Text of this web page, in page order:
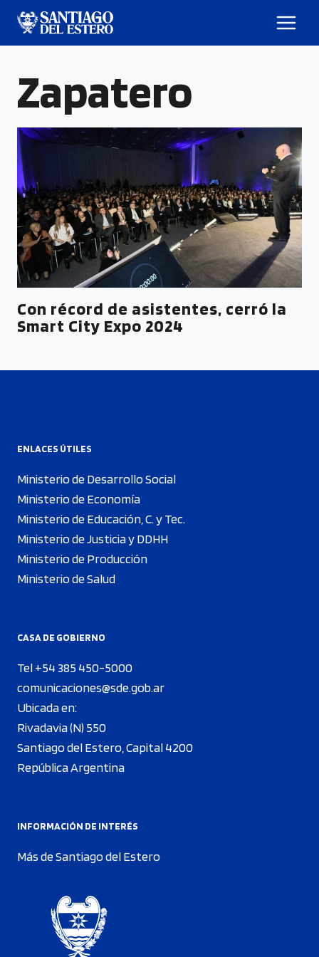
Zapatero
Con récord de asistentes, cerró la
Smart City Expo 2024
ENLACES ÚTILES
Ministerio de Desarrollo Social
Ministerio de Economía
Ministerio de Educación, C. y Tec.
Ministerio de Justicia y DDHH
Ministerio de Producción
Ministerio de Salud
CASA DE GOBIERNO
Tel +54 385 450-5000
comunicaciones@sde.gob.ar
Ubicada en:
Rivadavia (N) 550
Santiago del Estero, Capital 4200
República Argentina
INFORMACIÓN DE INTERÉS
Más de Santiago del Estero